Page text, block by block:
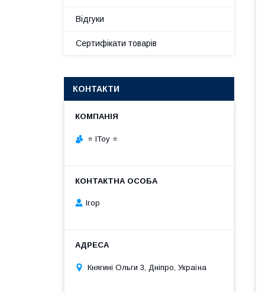
Відгуки
Сертифікати товарів
КОНТАКТИ
⭐ IToy ⭐
Ігор
Княгині Ольги 3, Дніпро, Україна